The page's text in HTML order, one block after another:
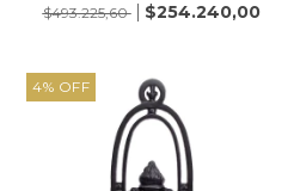
$493.225,60
$254.240,00
4% OFF